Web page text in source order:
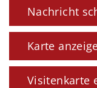
Nachricht
Karte
Visitenkarte